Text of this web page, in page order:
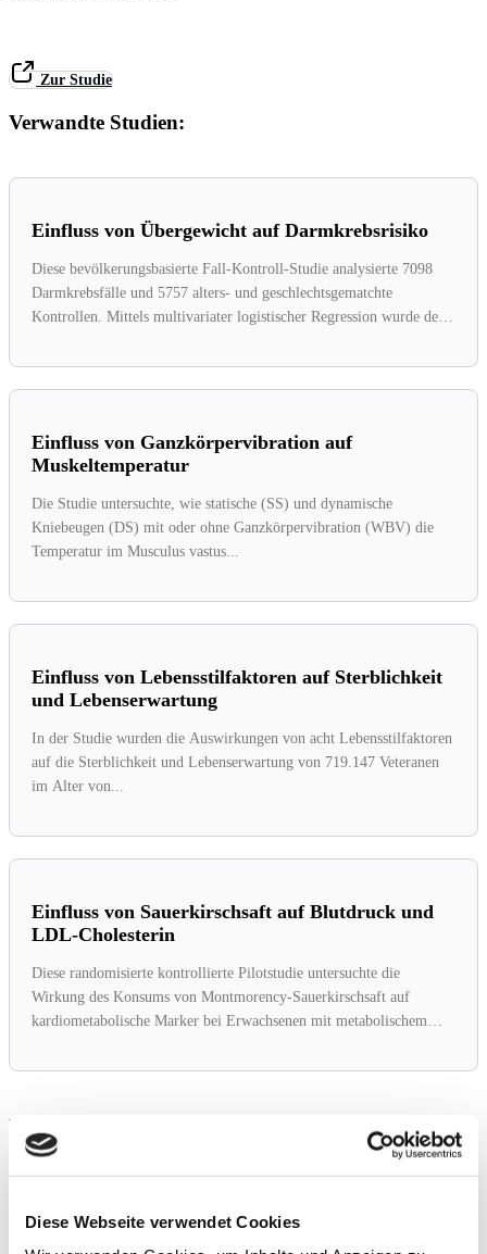
Diese Webseite verwendet Cookies
Zur Studie
Verwandte Studien:
Einfluss von Übergewicht auf Darmkrebsrisiko
Diese bevölkerungsbasierte Fall-Kontroll-Studie analysierte 7098
Darmkrebsfälle und 5757 alters- und geschlechtsgematchte
Kontrollen. Mittels multivariater logistischer Regression wurde der
Einfluss von Ganzkörpervibration auf
Muskeltemperatur
Die Studie untersuchte, wie statische (SS) und dynamische
Kniebeugen (DS) mit oder ohne Ganzkörpervibration (WBV) die
Temperatur im Musculus vastus...
Einfluss von Lebensstilfaktoren auf Sterblichkeit
und Lebenserwartung
In der Studie wurden die Auswirkungen von acht Lebensstilfaktoren
auf die Sterblichkeit und Lebenserwartung von 719.147 Veteranen
im Alter von...
Einfluss von Sauerkirschsaft auf Blutdruck und
LDL-Cholesterin
Diese randomisierte kontrollierte Pilotstudie untersuchte die
Wirkung des Konsums von Montmorency-Sauerkirschsaft auf
kardiometabolische Marker bei Erwachsenen mit metabolischem
Weitere Studien:
Mobilität verbessern